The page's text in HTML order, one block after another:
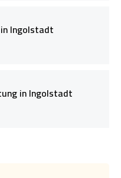
Ingolstadt
in Ingolstadt